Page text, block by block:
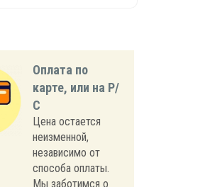
Оплата по
карте, или на Р/
С
Цена остается
неизменной,
независимо от
способа оплаты.
Мы заботимся о